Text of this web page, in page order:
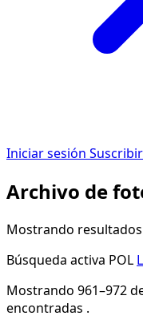
Iniciar sesión
Archivo de
Mostrando
Búsqueda activa POL
Mostrando 961–972
encontradas .